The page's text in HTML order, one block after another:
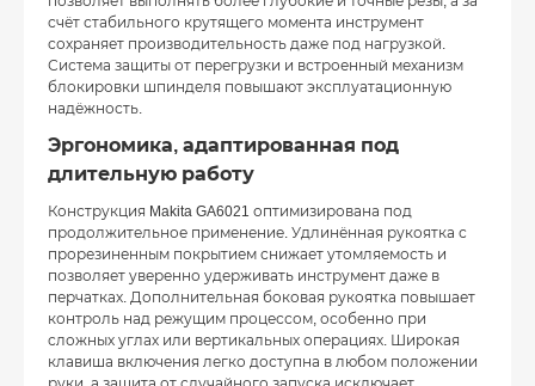
счёт стабильного крутящего момента инструмент
сохраняет производительность даже под нагрузкой.
Система защиты от перегрузки и встроенный механизм
блокировки шпинделя повышают эксплуатационную
надёжность.
Эргономика, адаптированная под
длительную работу
Конструкция Makita GA6021 оптимизирована под
продолжительное применение. Удлинённая рукоятка с
прорезиненным покрытием снижает утомляемость и
позволяет уверенно удерживать инструмент даже в
перчатках. Дополнительная боковая рукоятка повышает
контроль над режущим процессом, особенно при
сложных углах или вертикальных операциях. Широкая
клавиша включения легко доступна в любом положении